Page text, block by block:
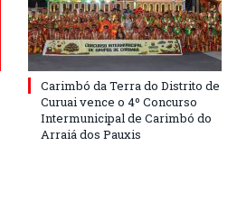
Carimbó da Terra do Distrito de
Curuai vence o 4º Concurso
Intermunicipal de Carimbó do
Arraiá dos Pauxis